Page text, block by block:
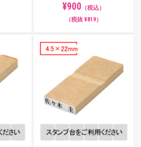
¥900 （税込）
（税抜 ¥819）